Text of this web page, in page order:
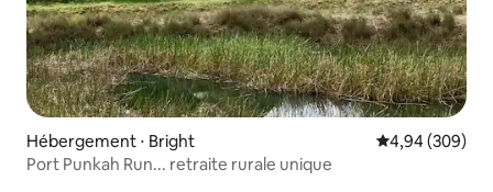
Hébergement ⋅ Bright Évaluation
4,94 (309)
Port Punkah Run... retraite rurale unique